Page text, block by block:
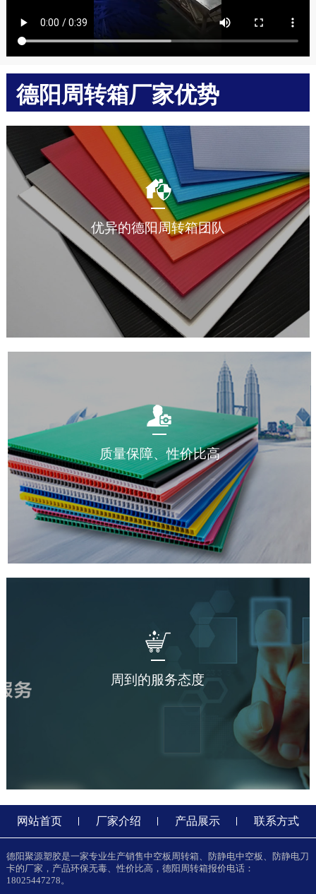
德阳周转箱厂家优势
优异的德阳周转箱团队
质量保障、性价比高
周到的服务态度
网站首页 厂家介绍 产品展示 联系方式
德阳聚源塑胶是一家专业生产销售中空板周转箱、防静电中空板、防静电刀
卡的厂家，产品环保无毒、性价比高，德阳周转箱报价电话：
18025447278。